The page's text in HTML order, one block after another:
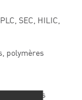
SEC, HILIC,
polymères
des phases